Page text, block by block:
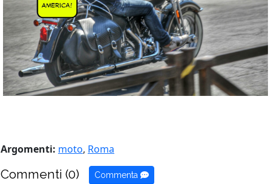
Argomenti: moto, Roma
Commenti (0) Commenta